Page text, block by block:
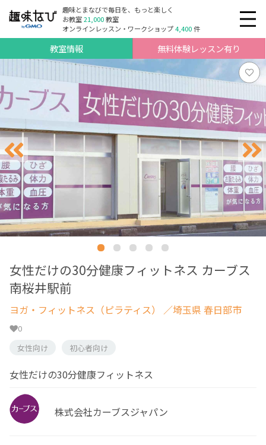
趣味とまなびで毎日を、もっと楽しく
お教室21,000教室
オンラインレッスン・ワークショップ4,400件
教室情報 無料体験レッスン有り
女性だけの30分健康フィットネス カーブス
南桜井駅前
ヨガ・フィットネス（ピラティス） ／埼玉県 春日部市
0
女性向け
初心者向け
女性だけの30分健康フィットネス
株式会社カーブスジャパン